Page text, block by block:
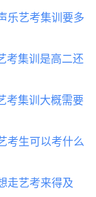
乐艺考集训要多
考集训是高二还
考集训大概需要
考生可以考什么
走艺考来得及